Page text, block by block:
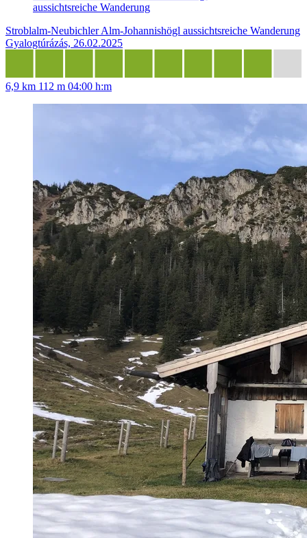
aussichtsreiche Wanderung
Stroblalm-Neubichler Alm-Johannishögl aussichtsreiche Wanderung
Gyalogtúrázás, 26.02.2025
6,9 km 112 m 04:00 h:m